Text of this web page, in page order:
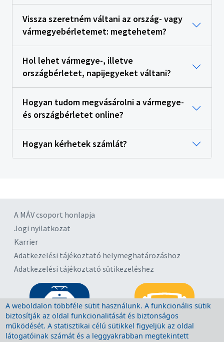
Vissza szeretném váltani az ország- vagy
vármegyebérletemet: megtehetem?
Hol lehet vármegye-, illetve
országbérletet, napijegyeket váltani?
Hogyan tudom megvásárolni a vármegye-
és országbérletet online?
Hogyan kérhetek számlát?
A MÁV csoport honlapja
Jogi nyilatkozat
Karrier
Adatkezelési tájékoztató helymeghatározáshoz
Adatkezelési tájékoztató sütikezeléshez
A weboldalon többféle sütit használunk. A funkcionális sütik
biztosítják az oldal funkcionalitását és biztonságos
működését. A statisztikai célú sütikkel figyeljük az oldal
látogatóinak számát és a leggyakrabban megtekintett